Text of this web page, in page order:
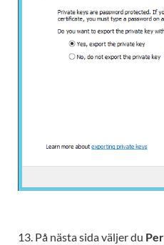
13. På nästa sida väljer du